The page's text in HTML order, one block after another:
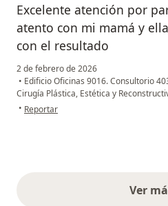
Excelente atención por
atento con mi mamá y
con el resultado
2 de febrero de 2026
• Edificio Oficinas 9016. Consultorio
Cirugía Plástica, Estética y
• en opinión del usuario Samuel S
Reportar
Ver